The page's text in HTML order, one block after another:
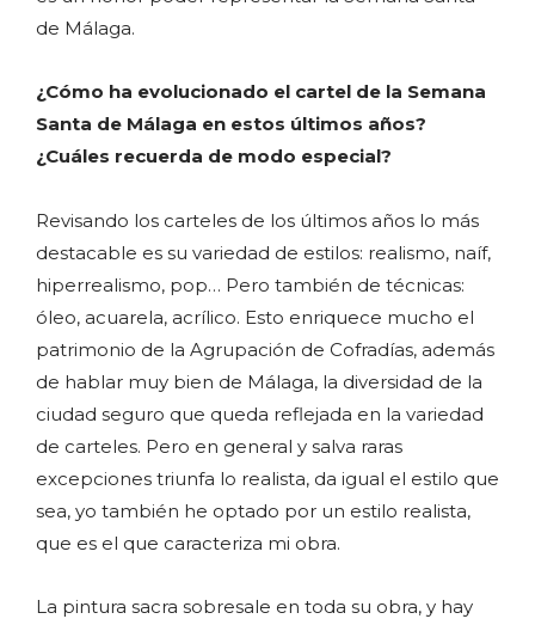
de Málaga.
¿Cómo ha evolucionado el cartel de la Semana
Santa de Málaga en estos últimos años?
¿Cuáles recuerda de modo especial?
Revisando los carteles de los últimos años lo más
destacable es su variedad de estilos: realismo, naíf,
hiperrealismo, pop… Pero también de técnicas:
óleo, acuarela, acrílico. Esto enriquece mucho el
patrimonio de la Agrupación de Cofradías, además
de hablar muy bien de Málaga, la diversidad de la
ciudad seguro que queda reflejada en la variedad
de carteles. Pero en general y salva raras
excepciones triunfa lo realista, da igual el estilo que
sea, yo también he optado por un estilo realista,
que es el que caracteriza mi obra.
La pintura sacra sobresale en toda su obra, y hay